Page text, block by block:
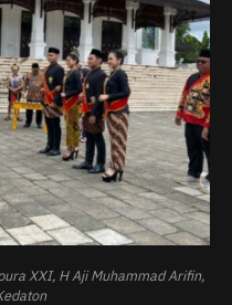
XXI, H Aji Muhammad Arifin,